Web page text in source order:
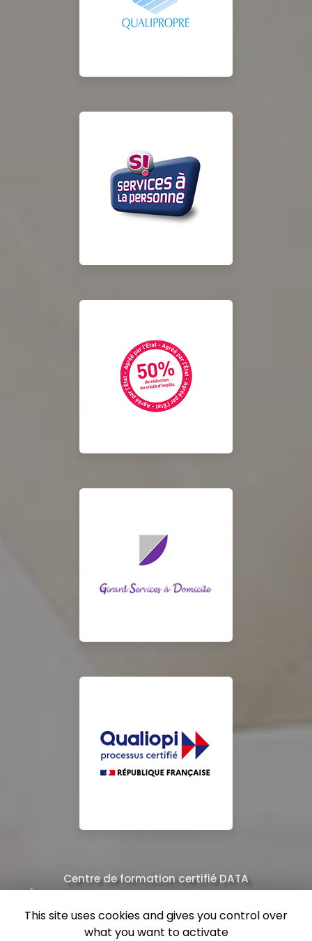
Centre de formation certifié DATA
Équipe de professionnels formés au nettoyage
This site uses cookies and gives you control over
what you want to activate